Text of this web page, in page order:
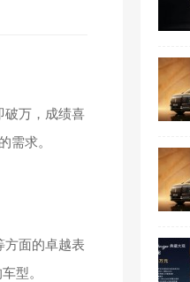
破万，成绩喜
求。
面的卓越表
型。